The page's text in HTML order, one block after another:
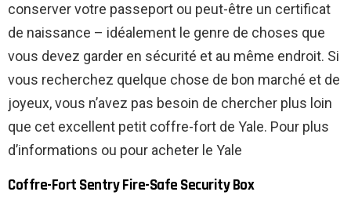
conserver votre passeport ou peut-être un certificat
de naissance – idéalement le genre de choses que
vous devez garder en sécurité et au même endroit. Si
vous recherchez quelque chose de bon marché et de
joyeux, vous n’avez pas besoin de chercher plus loin
que cet excellent petit coffre-fort de Yale. Pour plus
d’informations ou pour acheter le Yale
Coffre-Fort Sentry Fire-Safe Security Box